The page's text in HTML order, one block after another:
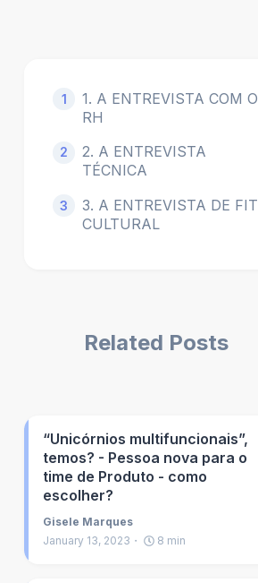
1
1. A ENTREVISTA COM O
RH
2
2. A ENTREVISTA
TÉCNICA
3
3. A ENTREVISTA DE FIT
CULTURAL
Related Posts
“Unicórnios multifuncionais”,
temos? - Pessoa nova para o
time de Produto - como
escolher?
Gisele Marques
January 13, 2023
8 min